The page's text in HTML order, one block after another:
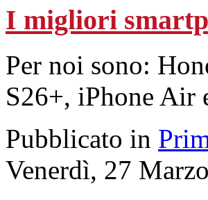
I migliori
Per noi sono:
S26+, iPhone Air
Pubblicato in
Venerdì, 27